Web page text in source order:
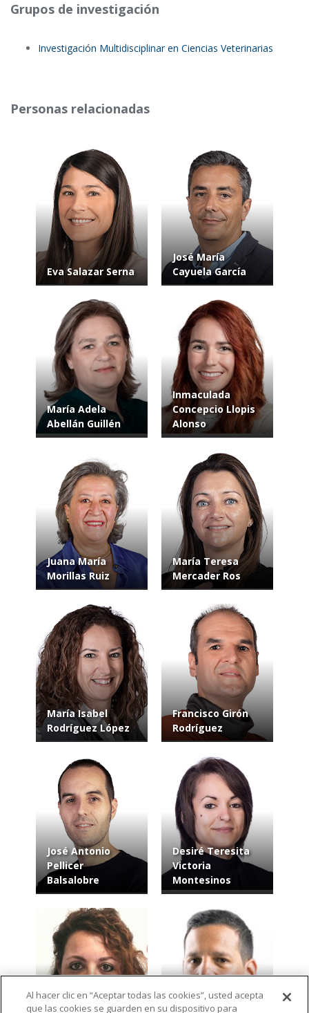
Grupos de investigación
Investigación Multidisciplinar en Ciencias Veterinarias
Personas relacionadas
Eva Salazar Serna
José María
Cayuela García
María Adela
Abellán Guillén
Inmaculada
Concepcio Llopis
Alonso
Juana María
Morillas Ruiz
María Teresa
Mercader Ros
María Isabel
Rodríguez López
Francisco Girón
Rodríguez
José Antonio
Pellicer
Balsalobre
Desiré Teresita
Victoria
Montesinos
Al hacer clic en “Aceptar todas las cookies”, usted acepta
que las cookies se guarden en su dispositivo para